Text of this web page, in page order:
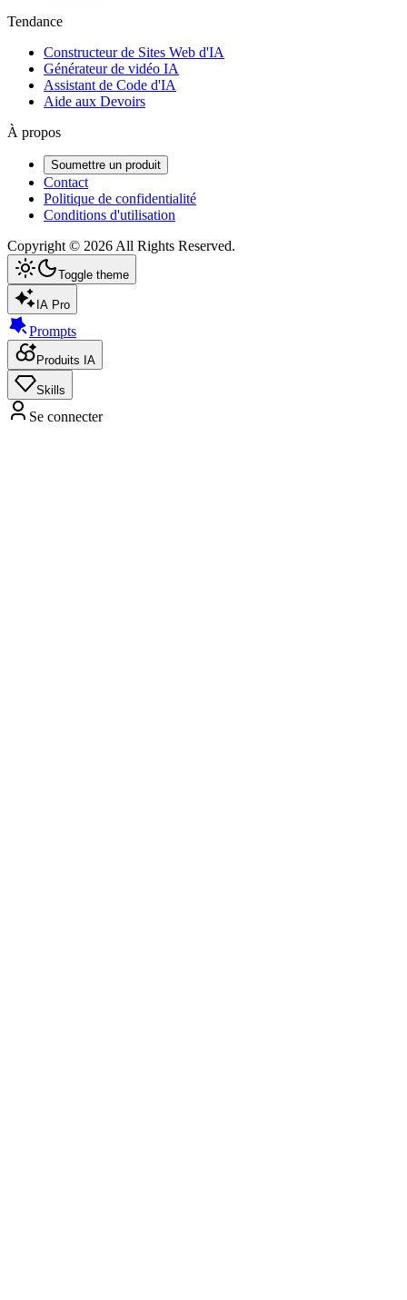
Tendance
Constructeur de Sites Web d'IA
Générateur de vidéo IA
Assistant de Code d'IA
Aide aux Devoirs
À propos
Soumettre un produit
Contact
Politique de confidentialité
Conditions d'utilisation
Copyright © 2026All Rights Reserved.
Toggle theme
IA Pro
Prompts
Produits IA
Skills
Se connecter